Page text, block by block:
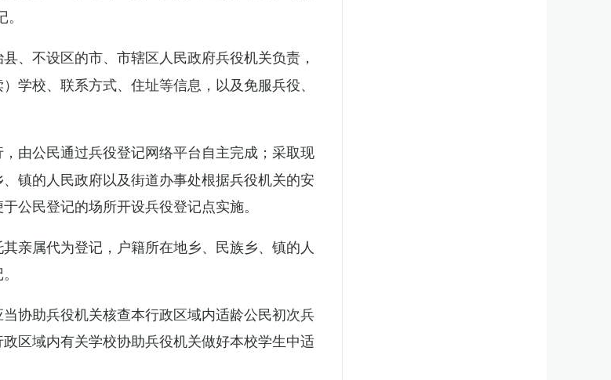
、不设区的市、市辖区人民政府兵役机关负责，
学校、联系方式、住址等信息，以及免服兵役、
由公民通过兵役登记网络平台自主完成；采取现
镇的人民政府以及街道办事处根据兵役机关的安
公民登记的场所开设兵役登记点实施。
亲属代为登记，户籍所在地乡、民族乡、镇的人
协助兵役机关核查本行政区域内适龄公民初次兵
区域内有关学校协助兵役机关做好本校学生中适